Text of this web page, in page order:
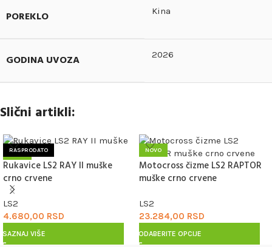
POREKLO Kina
GODINA UVOZA 2026
Slični artikli:
RASPRODATO
NOVO
Rukavice LS2 RAY II muške
crno crvene
LS2
4.680,00 RSD
SAZNAJ VIŠE
NOVO
Motocross čizme LS2 RAPTOR
muške crno crvene
LS2
23.284,00 RSD
ODABERITE OPCIJE